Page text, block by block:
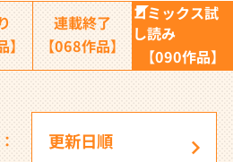
連載終了
【068作品】
コミックス試
し読み
【090作品】